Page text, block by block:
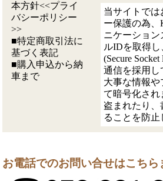
本方針<<プライ
バシーポリシー
>>
■特定商取引法に
基づく表記
■購入申込から納
車まで
当サイトでは
ー保護の為、
ニケーション
ルIDを取得
(Secure
通信を採用し
大事な情報や
て暗号化され
盗まれたり、
ることを防止
お電話でのお問い合せはこちら